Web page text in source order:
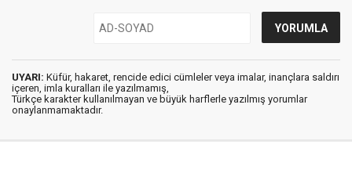
UYARI: Küfür, hakaret, rencide edici cümleler veya imalar, inançlara saldırı
içeren, imla kuralları ile yazılmamış,
Türkçe karakter kullanılmayan ve büyük harflerle yazılmış yorumlar
onaylanmamaktadır.